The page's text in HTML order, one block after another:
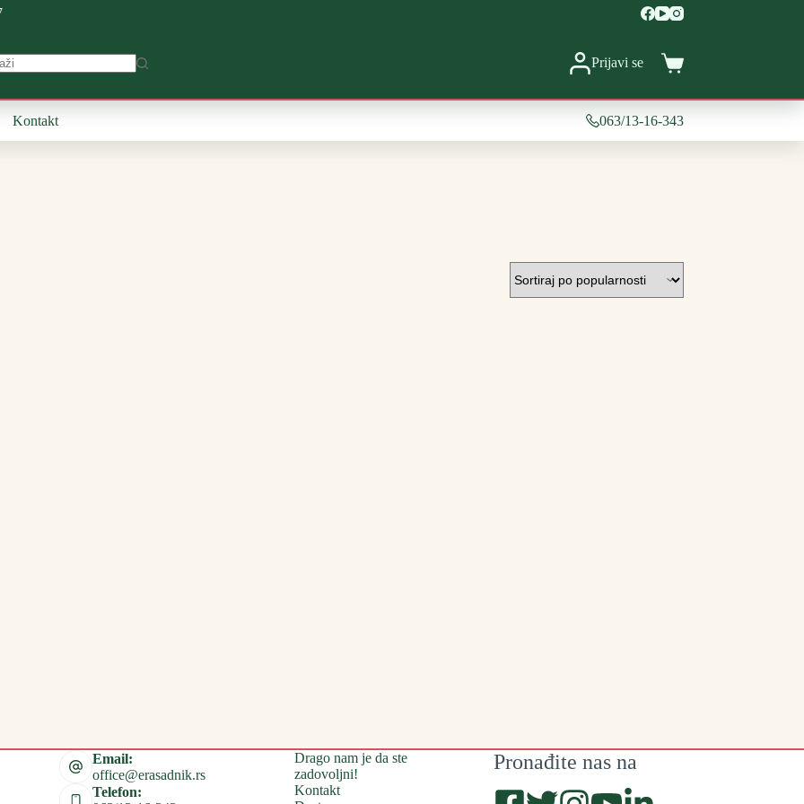
Prijavi se
Shopping
Kontakt 063/13-16-343
Email:
office@erasadnik.rs
Telefon:
Drago nam je da ste
zadovoljni!
Kontakt
Pronađite nas na